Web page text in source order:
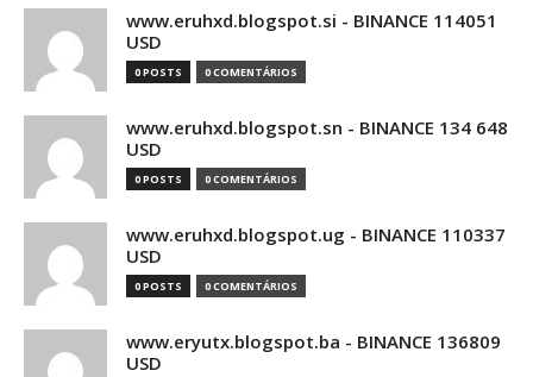
www.eruhxd.blogspot.si - BINANCE 114051
USD
0 POSTS 0 COMENTÁRIOS
www.eruhxd.blogspot.sn - BINANCE 134 648
USD
0 POSTS 0 COMENTÁRIOS
www.eruhxd.blogspot.ug - BINANCE 110337
USD
0 POSTS 0 COMENTÁRIOS
www.eryutx.blogspot.ba - BINANCE 136809
USD